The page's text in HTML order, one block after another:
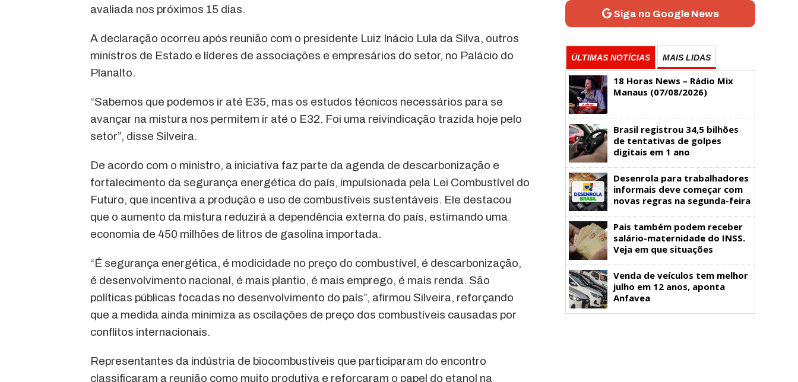
avaliada nos próximos 15 dias.
A declaração ocorreu após reunião com o presidente Luiz Inácio Lula da Silva, outros
ministros de Estado e líderes de associações e empresários do setor, no Palácio do
Planalto.
“Sabemos que podemos ir até E35, mas os estudos técnicos necessários para se
avançar na mistura nos permitem ir até o E32. Foi uma reivindicação trazida hoje pelo
setor”, disse Silveira.
De acordo com o ministro, a iniciativa faz parte da agenda de descarbonização e
fortalecimento da segurança energética do país, impulsionada pela Lei Combustível do
Futuro, que incentiva a produção e uso de combustíveis sustentáveis. Ele destacou
que o aumento da mistura reduzirá a dependência externa do país, estimando uma
economia de 450 milhões de litros de gasolina importada.
“É segurança energética, é modicidade no preço do combustível, é descarbonização,
é desenvolvimento nacional, é mais plantio, é mais emprego, é mais renda. São
políticas públicas focadas no desenvolvimento do país”, afirmou Silveira, reforçando
que a medida ainda minimiza as oscilações de preço dos combustíveis causadas por
conflitos internacionais.
Representantes da indústria de biocombustíveis que participaram do encontro
classificaram a reunião como muito produtiva e reforçaram o papel do etanol na
Siga no Google News
ÚLTIMAS NOTÍCIAS MAIS LIDAS
18 Horas News​​​​​​​​​​​​ – Rádio Mix
Manaus (07/08/2026)
Brasil registrou 34,5 bilhões
de tentativas de golpes
digitais em 1 ano
Desenrola para trabalhadores
informais deve começar com
novas regras na segunda-feira
Pais também podem receber
salário-maternidade do INSS.
Veja em que situações
Venda de veículos tem melhor
julho em 12 anos, aponta
Anfavea